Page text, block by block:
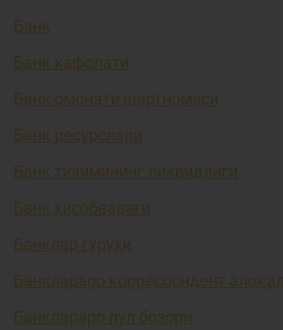
Банк
Банк кафолати
Банк омонати шартномаси
Банк ресурслари
Банк тизимининг ликвидлиги
Банк ҳисобварағи
Банклар гуруҳи
Банклараро корреспондент
Банклараро пул бозори